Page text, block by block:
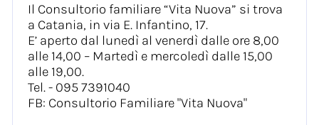
Il Consultorio familiare “Vita Nuova” si trova
a Catania, in via E. Infantino, 17.
E’ aperto dal lunedì al venerdì dalle ore 8,00
alle 14,00 – Martedì e mercoledì dalle 15,00
alle 19,00.
Tel. - 095 7391040
FB: Consultorio Familiare "Vita Nuova"